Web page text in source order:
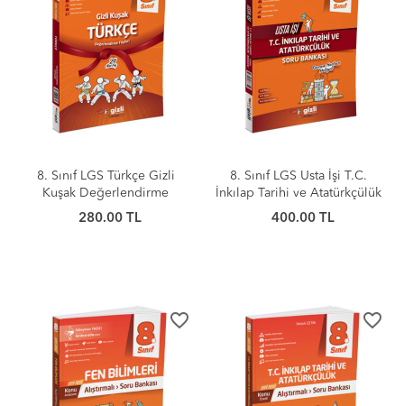
8. Sınıf LGS Türkçe Gizli
Kuşak Değerlendirme
Föyleri
280.00 TL
8. Sınıf LGS Usta İşi T.C.
İnkılap Tarihi ve Atatürkçülük
Soru Bankası
400.00 TL
favorite_border favorite_border